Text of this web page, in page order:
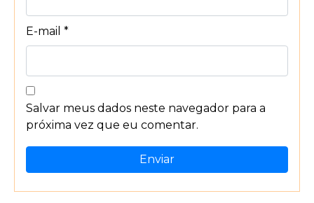
E-mail *
Salvar meus dados neste navegador para a
próxima vez que eu comentar.